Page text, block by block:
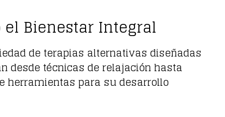
Bienestar Integral
de terapias alternativas diseñadas
desde técnicas de relajación hasta
herramientas para su desarrollo